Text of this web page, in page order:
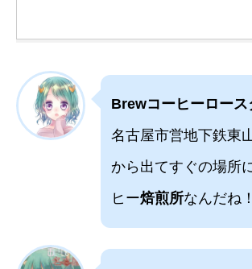
Brewコーヒーロース
名古屋市営地下鉄東
から出てすぐの場所
ヒー焙煎所なんだね！